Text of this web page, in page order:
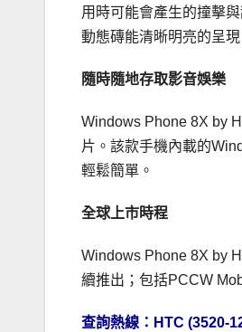
用時可能會產生的撞擊
動態磚能清晰明亮的呈
隨時隨地存取影音娛樂
Windows Phone 8X by
片。該款手機內載的
輕鬆簡單。
全球上市時程
Windows Phone 8X by
續推出；包括PCCW
查詢熱線：HTC (3520-